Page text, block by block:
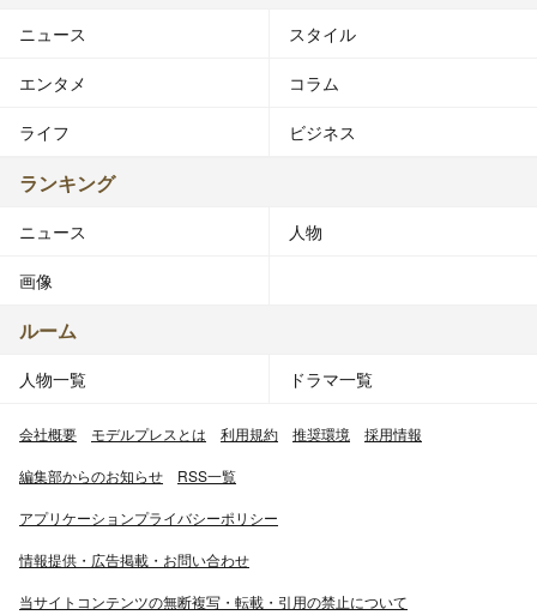
ニュース スタイル
エンタメ コラム
ライフ ビジネス
ランキング
ニュース 人物
画像
ルーム
人物一覧 ドラマ一覧
会社概要 モデルプレスとは 利用規約 推奨環境 採用情報
編集部からのお知らせ RSS一覧
アプリケーションプライバシーポリシー
情報提供・広告掲載・お問い合わせ
当サイトコンテンツの無断複写・転載・引用の禁止について